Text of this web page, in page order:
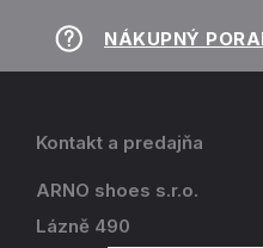
NÁKUPNÝ
Kontakt a predajňa
ARNO shoes s.r.o.
Lázně 490